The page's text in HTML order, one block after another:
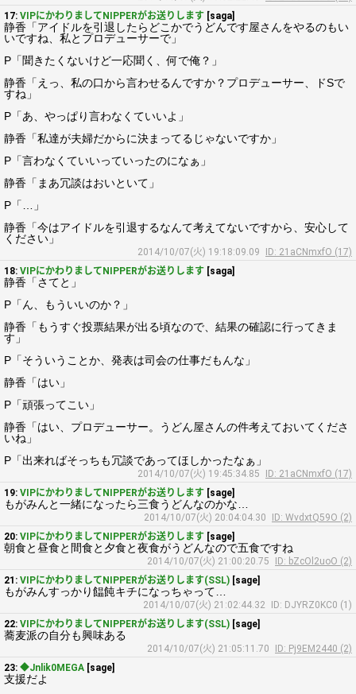
17: VIPにかわりましてNIPPERがお送りします [saga]
静香「アイドルを引退したらどこかでうどんです屋さんをやるのもい
いですね、私とプロデューサーで」
P「聞きたくないけど一応聞く、何で俺？」
静香「えっ、私の口から言わせるんですか？プロデューサー、ドSで
すね」
P「あ、やっぱり言わなくていいよ」
静香「私達が夫婦だからに決まってるじゃないですか」
P「言わなくていいっていったのになぁ」
静香「まあ冗談はおいといて」
P「…」
静香「今はアイドルを引退するなんて考えてないですから、安心して
ください」
2014/10/07(火) 19:18:09.09
ID: 21aCNmxfO (17)
18: VIPにかわりましてNIPPERがお送りします [saga]
静香「さてと」
P「ん、もういいのか？」
静香「もうすぐ投票結果が出る頃なので、結果の確認に行ってきま
す」
P「そういうことか、発表は司会の仕事だもんな」
静香「はい」
P「頑張ってこい」
静香「はい、プロデューサー。うどん屋さんの件考えておいてくださ
いね」
P「出来ればそっちも冗談であってほしかったなぁ」
2014/10/07(火) 19:45:34.85
ID: 21aCNmxfO (17)
19: VIPにかわりましてNIPPERがお送りします [sage]
もがみんと一緒になったら三食うどんなのかな…
2014/10/07(火) 20:04:04.30
ID: WvdxtQ59O (2)
20: VIPにかわりましてNIPPERがお送りします [sage]
朝食と昼食と間食と夕食と夜食がうどんなので五食ですね
2014/10/07(火) 21:00:20.75
ID: bZcOl2uoO (2)
21: VIPにかわりましてNIPPERがお送りします(SSL) [sage]
もがみんすっかり饂飩キチになっちゃって…
2014/10/07(火) 21:02:44.32
ID: DJYRZ0KC0 (1)
22: VIPにかわりましてNIPPERがお送りします(SSL) [sage]
蕎麦派の自分も興味ある
2014/10/07(火) 21:05:11.70
ID: Pj9EM2440 (2)
23: ◆Jnlik0MEGA [sage]
支援だよ